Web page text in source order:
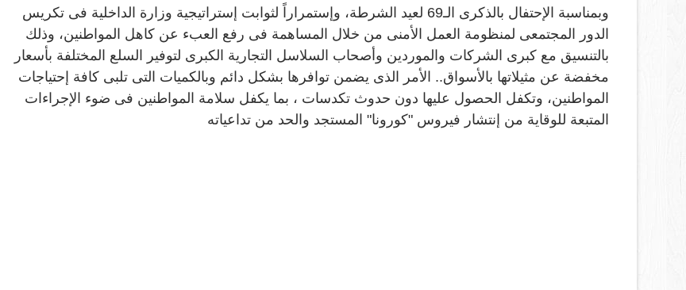
وبمناسبة الإحتفال بالذكرى الـ69 لعيد الشرطة، وإستمراراً لثوابت إستراتيجية وزارة الداخلية فى تكريس
الدور المجتمعى لمنظومة العمل الأمنى من خلال المساهمة فى رفع العبء عن كاهل المواطنين، وذلك
بالتنسيق مع كبرى الشركات والموردين وأصحاب السلاسل التجارية الكبرى لتوفير السلع المختلفة بأسعار
مخفضة عن مثيلاتها بالأسواق.. الأمر الذى يضمن توافرها بشكل دائم وبالكميات التى تلبى كافة إحتياجات
المواطنين، وتكفل الحصول عليها دون حدوث تكدسات ، بما يكفل سلامة المواطنين فى ضوء الإجراءات
المتبعة للوقاية من إنتشار فيروس "كورونا" المستجد والحد من تداعياته